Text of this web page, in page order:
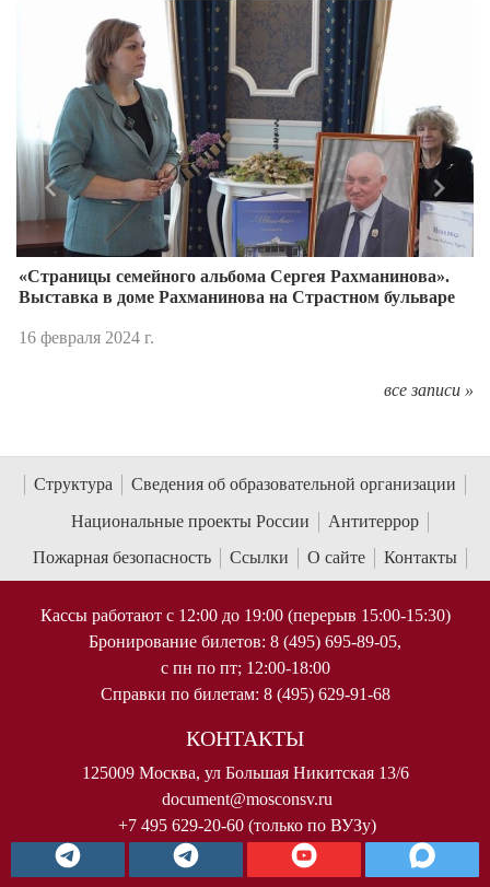
«Страницы семейного альбома Сергея Рахманинова».
Выставка в доме Рахманинова на Страстном бульваре
16 февраля 2024 г.
Назад
все записи »
Структура
Сведения об образовательной организации
Национальные проекты России
Антитеррор
Пожарная безопасность
Ссылки О сайте Контакты
Кассы работают с 12:00 до 19:00 (перерыв 15:00-15:30)
Бронирование билетов: 8 (495) 695-89-05,
с пн по пт; 12:00-18:00
Справки по билетам: 8 (495) 629-91-68
КОНТАКТЫ
125009 Москва, ул Большая Никитская 13/6
document@mosconsv.ru
+7 495 629-20-60 (только по ВУЗу)